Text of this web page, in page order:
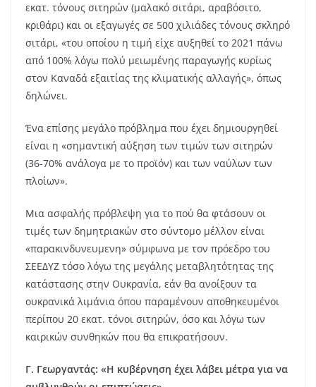
εκατ. τόνους σιτηρών (μαλακό σιτάρι, αραβόσιτο,
κριθάρι) και οι εξαγωγές σε 500 χιλιάδες τόνους σκληρό
σιτάρι, «του οποίου η τιμή είχε αυξηθεί το 2021 πάνω
από 100% λόγω πολύ μειωμένης παραγωγής κυρίως
στον Καναδά εξαιτίας της κλιματικής αλλαγής», όπως
δηλώνει.
Ένα επίσης μεγάλο πρόβλημα που έχει δημιουργηθεί
είναι η «σημαντική αύξηση των τιμών των σιτηρών
(36-70% ανάλογα με το προϊόν) και των ναύλων των
πλοίων».
Μια ασφαλής πρόβλεψη για το πού θα φτάσουν οι
τιμές των δημητριακών στο σύντομο μέλλον είναι
«παρακινδυνευμενη» σύμφωνα με τον πρόεδρο του
ΣΕΕΔΥΖ τόσο λόγω της μεγάλης μεταβλητότητας της
κατάστασης στην Ουκρανία, εάν θα ανοίξουν τα
ουκρανικά λιμάνια όπου παραμένουν αποθηκευμένοι
περίπου 20 εκατ. τόνοι σιτηρών, όσο και λόγω των
καιρικών συνθηκών που θα επικρατήσουν.
Γ. Γεωργαντάς: «Η κυβέρνηση έχει λάβει μέτρα για να